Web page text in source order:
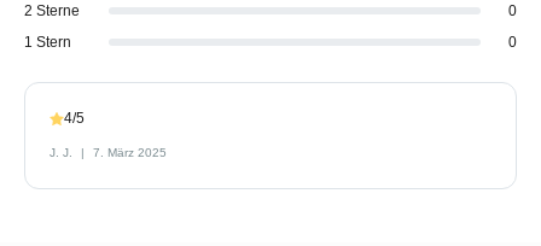
2 Sterne
0
1 Stern
0
4/5
J. J. 7. März 2025